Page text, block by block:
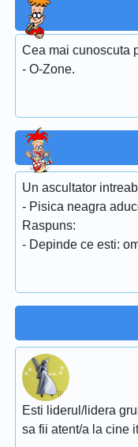
Cea mai cunoscuta
- O-Zone.
Un ascultator
- Pisica neagra
Raspuns:
- Depinde ce esti:
Esti liderul/lidera
sa fii atent/a la cine